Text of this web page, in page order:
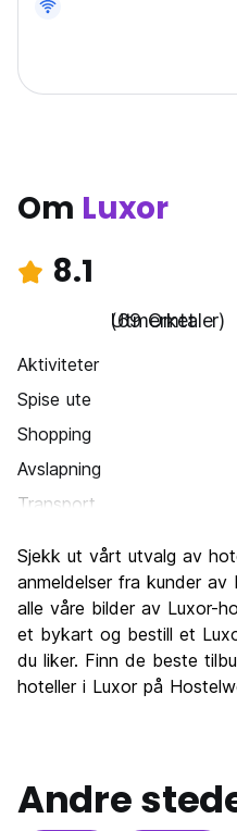
reisende, som ligger i
øyeblikket på med de
Om Luxor
8.1
Utmerket
(69 Omtaler)
Aktiviteter
Spise ute
Shopping
Avslapning
Transport
Kultur
Feste
Verdi for pengene
Sjekk ut vårt utvalg av
anmeldelser fra kunder
alle våre bilder av Luxor-
et bykart og bestill et
du liker. Finn de beste
hoteller i Luxor på
Andre